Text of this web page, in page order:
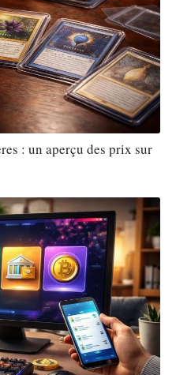
: un aperçu des prix sur